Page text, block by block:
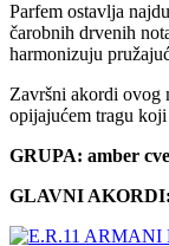
Parfem ostavlja
čarobnih drvenih
harmonizuju
Završni akordi ovog
opijajućem tragu
GRUPA: amber
GLAVNI AKORDI: